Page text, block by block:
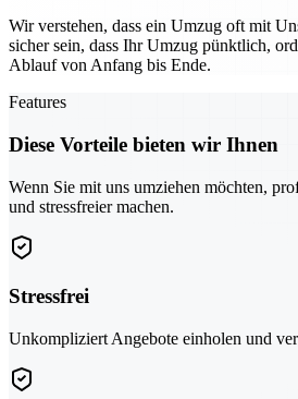
Wir verstehen, dass ein Umzug oft mit
sicher sein, dass Ihr Umzug pünktlich,
Ablauf von Anfang bis Ende.
Features
Diese Vorteile bieten wir Ihnen
Wenn Sie mit uns umziehen möchten,
und stressfreier machen.
Stressfrei
Unkompliziert Angebote einholen und